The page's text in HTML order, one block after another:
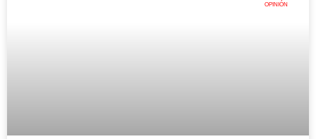
OPINIÓN